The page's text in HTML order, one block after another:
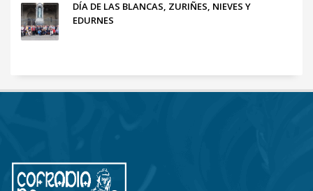
DÍA DE LAS BLANCAS, ZURIÑES, NIEVES Y
EDURNES